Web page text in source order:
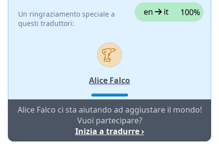
Un ringraziamento speciale a
questi traduttori:
en it 100%
Alice Falco
Alice Falco ci sta aiutando ad aggiustare il mondo!
Vuoi partecipare?
Inizia a tradurre ›